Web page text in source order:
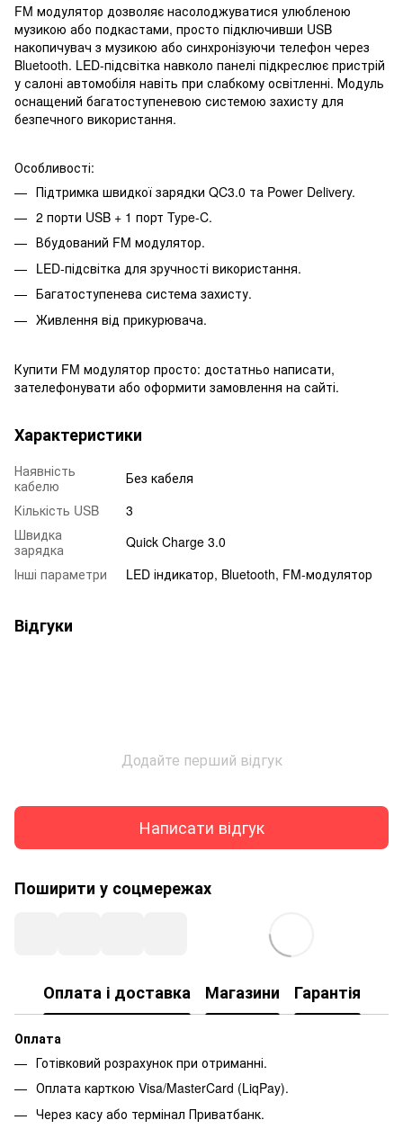
FM модулятор дозволяє насолоджуватися улюбленою
музикою або подкастами, просто підключивши USB
накопичувач з музикою або синхронізуючи телефон через
Bluetooth. LED-підсвітка навколо панелі підкреслює пристрій
у салоні автомобіля навіть при слабкому освітленні. Модуль
оснащений багатоступеневою системою захисту для
безпечного використання.
Особливості:
Підтримка швидкої зарядки QC3.0 та Power Delivery.
2 порти USB + 1 порт Type-C.
Вбудований FM модулятор.
LED-підсвітка для зручності використання.
Багатоступенева система захисту.
Живлення від прикурювача.
Купити FM модулятор просто: достатньо написати,
зателефонувати або оформити замовлення на сайті.
Характеристики
Наявність
кабелю
Без кабеля
Кількість USB
3
Швидка
зарядка
Quick Charge 3.0
Інші параметри
LED індикатор, Bluetooth, FM-модулятор
Відгуки
Додайте перший відгук
Написати відгук
Поширити у соцмережах
Оплата і доставка Магазини Гарантія
Оплата
Готівковий розрахунок при отриманні.
Оплата карткою Visa/MasterCard (LiqPay).
Через касу або термінал Приватбанк.